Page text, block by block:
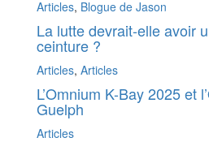
Articles, Blogue de Jason
La lutte devrait-elle avoir
ceinture ?
Articles, Articles
L’Omnium K-Bay 2025 et
Guelph
Articles